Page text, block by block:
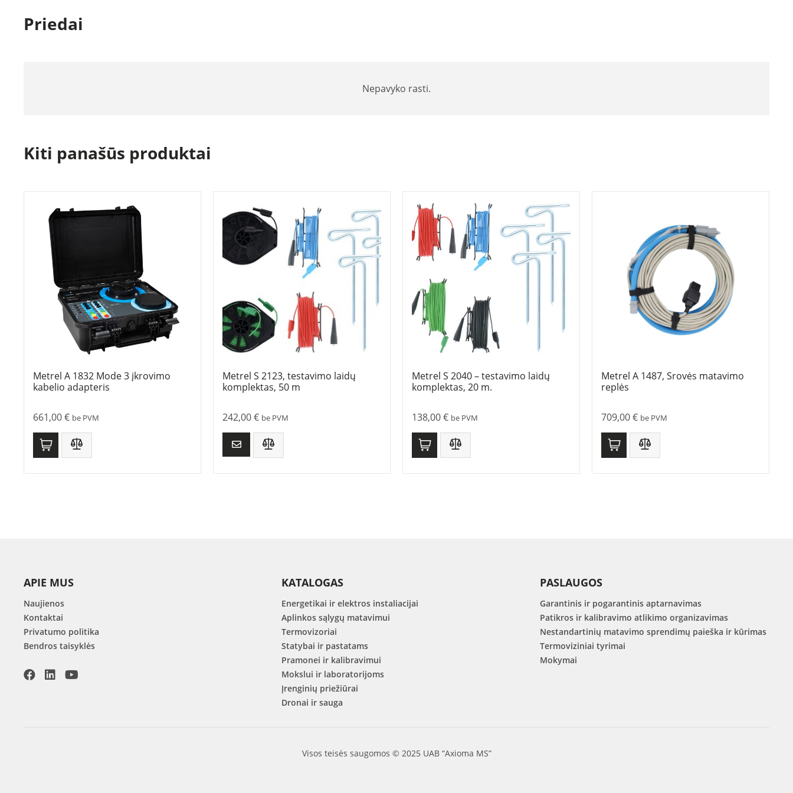
Priedai
Nepavyko rasti.
Kiti panašūs produktai
Metrel A 1832 Mode 3 įkrovimo
kabelio adapteris
661,00€ be PVM
Metrel S 2123, testavimo laidų
komplektas, 50 m
242,00€ be PVM
Metrel S 2040 – testavimo laidų
komplektas, 20 m.
138,00€ be PVM
Metrel A 1487, Srovės matavimo
replės
709,00€ be PVM
APIE MUS
Naujienos
Kontaktai
Privatumo politika
Bendros taisyklės
KATALOGAS
Energetikai ir elektros instaliacijai
Aplinkos sąlygų matavimui
Termovizoriai
Statybai ir pastatams
Pramonei ir kalibravimui
Mokslui ir laboratorijoms
Įrenginių priežiūrai
Dronai ir sauga
PASLAUGOS
Garantinis ir pogarantinis aptarnavimas
Patikros ir kalibravimo atlikimo organizavimas
Nestandartinių matavimo sprendimų paieška ir kūrimas
Termoviziniai tyrimai
Mokymai
Visos teisės saugomos © 2025 UAB “Axioma MS”